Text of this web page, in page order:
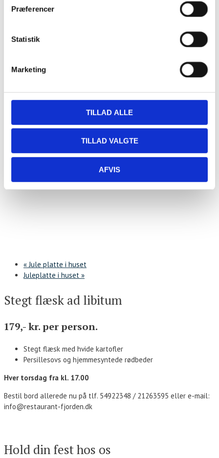
Præferencer
Statistik
Marketing
TILLAD ALLE
TILLAD VALGTE
AFVIS
Restaurant Fjorden
Nakskov
«Jule platte i huset
Juleplatte i huset »
Stegt flæsk ad libitum
179,- kr. per person.
Stegt flæsk med hvide kartofler
Persillesovs og hjemmesyntede rødbeder
Hver torsdag fra kl. 17.00
Bestil bord allerede nu på tlf. 54922348 / 21263595 eller e-mail:
info@restaurant-fjorden.dk
Hold din fest hos os